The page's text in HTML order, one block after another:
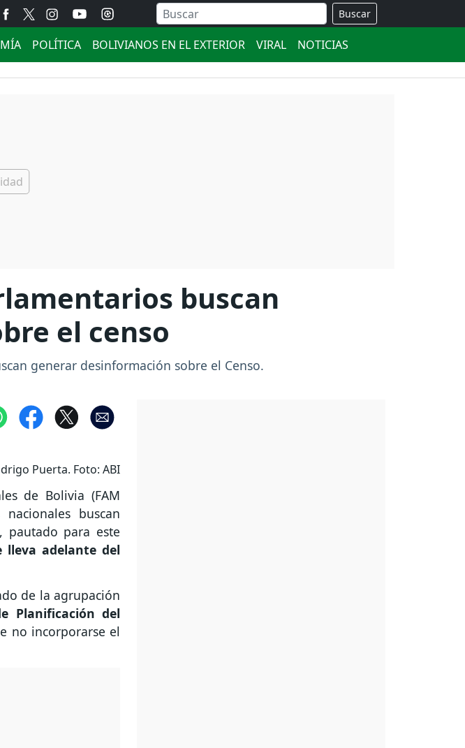
Buscar
POLÍTICA BOLIVIANOS EN EL EXTERIOR VIRAL NOTICIAS
buscan
el censo
generar desinformación sobre el Censo.
Puerta. Foto: ABI
de Bolivia (FAM
buscan
pautado para este
lleva adelante del
de la agrupación
Planificación del
no incorporarse el